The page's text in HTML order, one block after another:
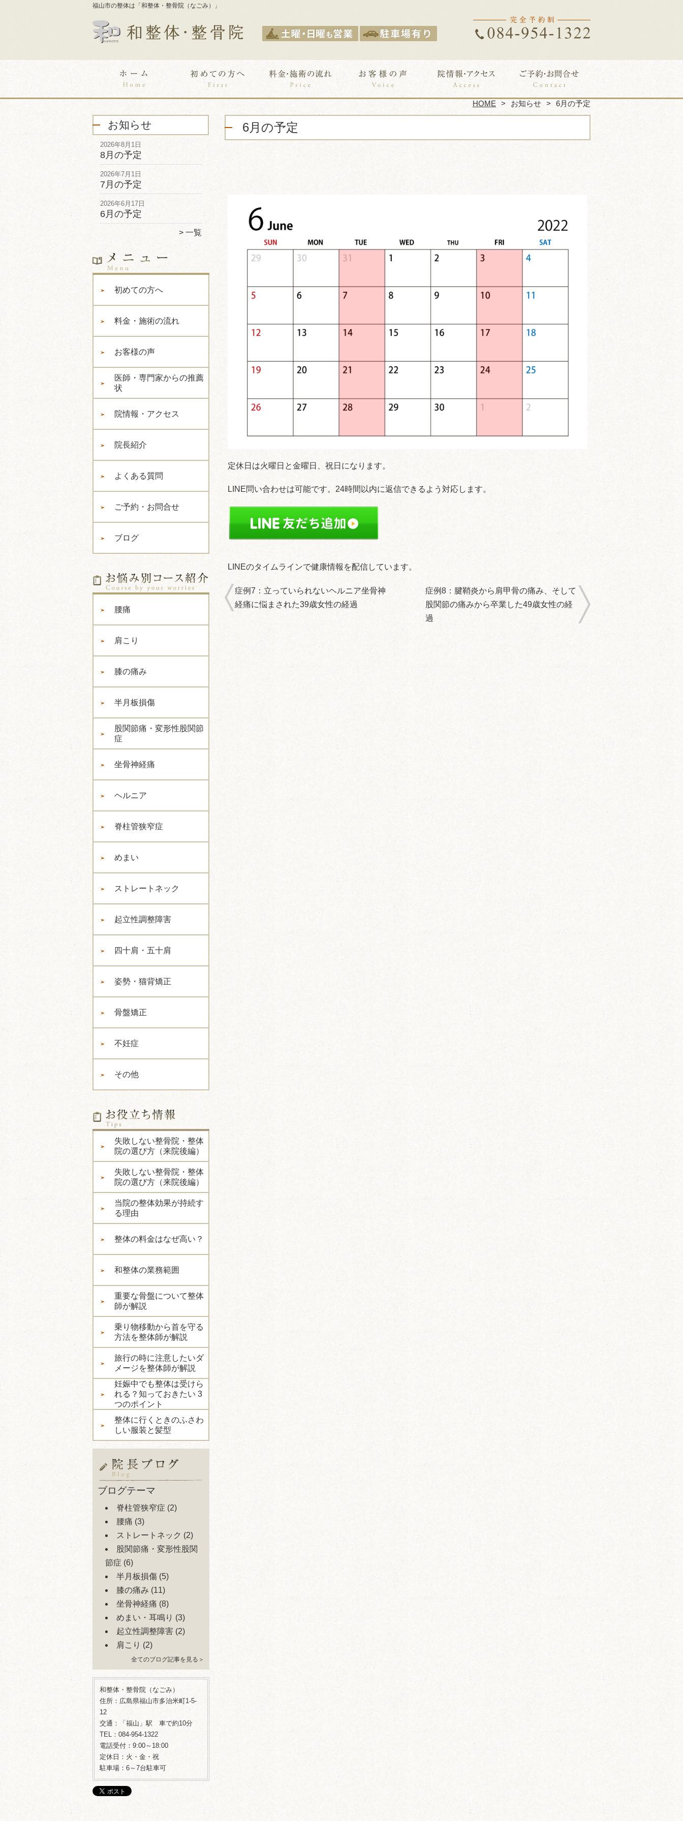
福山市の整体は「和整体・整骨院（なごみ）」
HOME お知らせ 6月の予定
お知らせ
2026年8月1日
8月の予定
2026年7月1日
7月の予定
2026年6月17日
6月の予定
一覧
初めての方へ
料金・施術の流れ
お客様の声
医師・専門家からの推薦
状
院情報・アクセス
院長紹介
よくある質問
ご予約・お問合せ
ブログ
腰痛
肩こり
膝の痛み
半月板損傷
股関節痛・変形性股関節
症
坐骨神経痛
ヘルニア
脊柱管狭窄症
めまい
ストレートネック
起立性調整障害
四十肩・五十肩
姿勢・猫背矯正
骨盤矯正
不妊症
その他
失敗しない整骨院・整体
院の選び方（来院後編）
失敗しない整骨院・整体
院の選び方（来院後編）
当院の整体効果が持続す
る理由
整体の料金はなぜ高い？
和整体の業務範囲
重要な骨盤について整体
師が解説
乗り物移動から首を守る
方法を整体師が解説
旅行の時に注意したいダ
メージを整体師が解説
妊娠中でも整体は受けら
れる？知っておきたい 3
つのポイント
整体に行くときのふさわ
しい服装と髪型
ブログテーマ
脊柱管狭窄症 (2)
腰痛 (3)
ストレートネック (2)
股関節痛・変形性股関
節症 (6)
半月板損傷 (5)
膝の痛み (11)
坐骨神経痛 (8)
めまい・耳鳴り (3)
起立性調整障害 (2)
肩こり (2)
全てのブログ記事を見る＞
和整体・整骨院（なごみ）
住所：広島県福山市多治米町1-5-
12
交通：「福山」駅 車で約10分
TEL：084-954-1322
電話受付：9:00～18:00
定休日：火・金・祝
駐車場：6～7台駐車可
6月の予定
定休日は火曜日と金曜日、祝日になります。
LINE問い合わせは可能です。24時間以内に返信できるよう対応します。
LINEのタイムラインで健康情報を配信しています。
症例7：立っていられないヘルニア坐骨神
経痛に悩まされた39歳女性の経過
症例8：腱鞘炎から肩甲骨の痛み、そして
股関節の痛みから卒業した49歳女性の経
過